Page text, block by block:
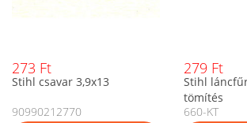
273 Ft
Stihl csavar 3,9x13
90990212770
279 Ft
Stihl
tömítés
660-KT